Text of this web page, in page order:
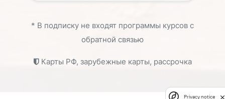
* В подписку не входят программы курсов с
обратной связью
Карты РФ, зарубежные карты, рассрочка
Privacy notice